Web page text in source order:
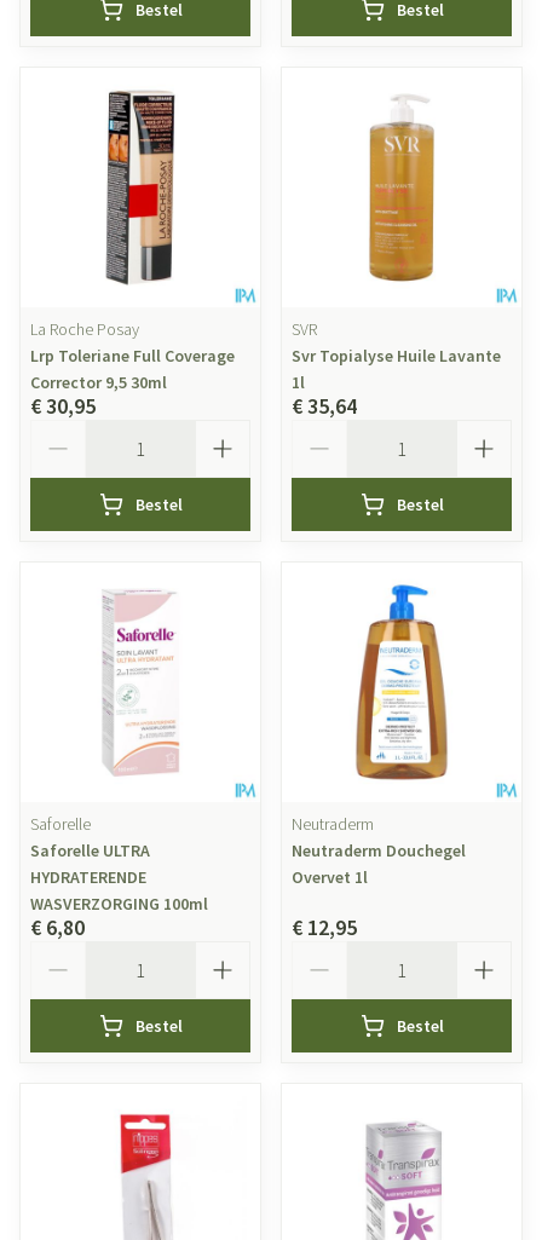
Bestel Bestel
La Roche Posay
Lrp Toleriane Full Coverage
Corrector 9,5 30ml
€ 30,95
Bestel
SVR
Svr Topialyse Huile Lavante
1l
€ 35,64
Bestel
Saforelle
Saforelle ULTRA
HYDRATERENDE
WASVERZORGING 100ml
€ 6,80
Bestel
Neutraderm
Neutraderm Douchegel
Overvet 1l
€ 12,95
Bestel